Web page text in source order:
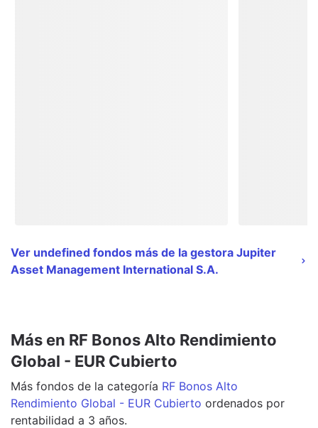
Ver undefined fondos más de la gestora Jupiter
Asset Management International S.A.
Más en RF Bonos Alto Rendimiento
Global - EUR Cubierto
Más fondos de la categoría RF Bonos Alto
Rendimiento Global - EUR Cubierto ordenados por
rentabilidad a 3 años.